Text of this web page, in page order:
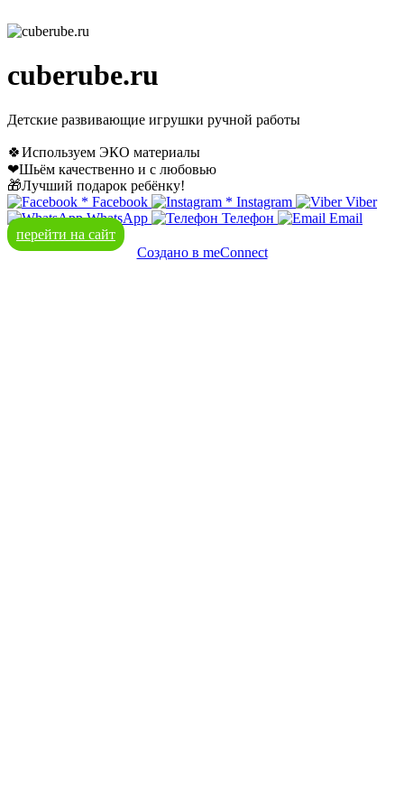
cuberube.ru
Детские развивающие игрушки ручной работы
🍀Используем ЭКО материалы
❤Шьём качественно и с любовью
🎁Лучший подарок ребёнку!
* Facebook * Instagram
Viber
WhatsApp
Телефон
Email
перейти на сайт
Создано в meConnect